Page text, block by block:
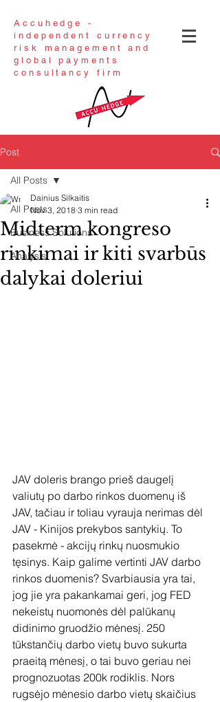
Accuhedge -
independent currency
risk management and
global payments
consultancy firm
Post
All Posts
Business Solutions
Analysis
All Posts
Midterm kongreso
rinkimai ir kiti svarbūs
dalykai doleriui
Dainius Silkaitis
Nov 3, 2018 3 min read
JAV doleris brango prieš daugelį
valiutų po darbo rinkos duomenų iš
JAV, tačiau ir toliau vyrauja nerimas dėl
JAV - Kinijos prekybos santykių. To
pasekmė - akcijų rinkų nuosmukio
tęsinys. Kaip galime vertinti JAV darbo
rinkos duomenis? Svarbiausia yra tai,
jog jie yra pakankamai geri, jog FED
nekeistų nuomonės dėl palūkanų
didinimo gruodžio mėnesį. 250
tūkstančių darbo vietų buvo sukurta
praeitą mėnesį, o tai buvo geriau nei
prognozuotas 200k rodiklis. Nors
rugsėjo mėnesio darbo vietų skaičius